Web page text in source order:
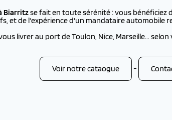
Biarritzse fait en toute sérénité : vous
et de l'expérience d'un mandataire automobile
livrer au port de Toulon, Nice, Marseille...
Voir notre cataogue -